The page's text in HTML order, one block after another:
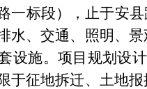
一标段），止于安
水、交通、照明、
设施。项目规划设
于征地拆迁、土地